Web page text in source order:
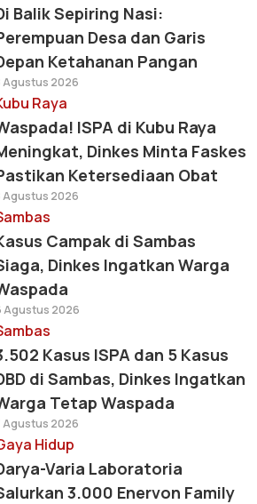
Balik Sepiring Nasi:
Desa dan Garis
Ketahanan Pangan
Agustus 2026
Raya
ISPA di Kubu Raya
Dinkes Minta Faskes
Ketersediaan Obat
Agustus 2026
Campak di Sambas
Dinkes Ingatkan Warga
Agustus 2026
Kasus ISPA dan 5 Kasus
di Sambas, Dinkes Ingatkan
Tetap Waspada
Agustus 2026
Hidup
Varia Laboratoria
3.000 Enervon Family